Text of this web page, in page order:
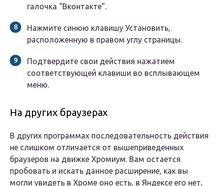
галочка “Вконтакте”.
Нажмите синюю клавишу Установить,
расположенную в правом углу страницы.
Подтвердите свои действия нажатием
соответствующей клавиши во всплывающем
меню.
На других браузерах
В других программах последовательность действия
не слишком отличается от вышеприведенных
браузеров на движке Хромиум. Вам остается
пробовать и искать данное расширение, как вы
могли увидеть в Хроме оно есть, в Яндексе его нет,